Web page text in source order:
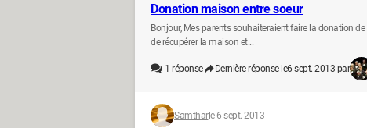
Donation maison entre soeur
Bonjour, Mes parents souhaiteraient faire la donation
de récupérer la maison et...
1 réponse Dernière réponse le6 sept. 2013 par
Samtharle 6 sept. 2013